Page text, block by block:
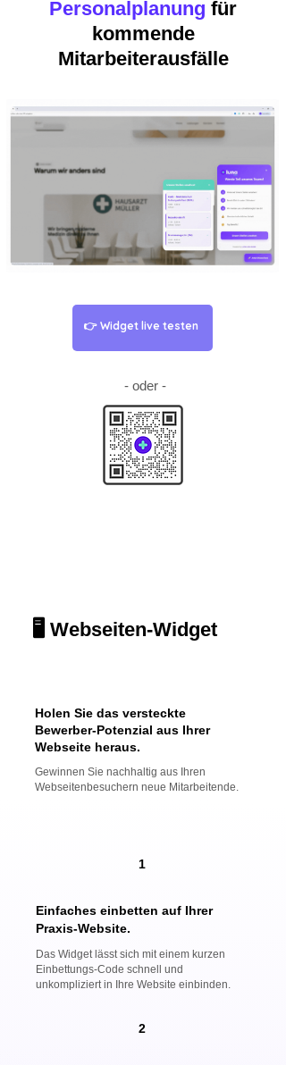
Personalplanung für
kommende
Mitarbeiterausfälle
👉 Widget live testen
- oder -
🖥️ Webseiten-Widget
Holen Sie das versteckte
Bewerber-Potenzial aus Ihrer
Webseite heraus.​
Gewinnen Sie nachhaltig aus Ihren
Webseitenbesuchern neue Mitarbeitende.
1
Einfaches einbetten auf Ihrer
Praxis-Website.
Das Widget lässt sich mit einem kurzen
Einbettungs-Code schnell und
unkompliziert in Ihre Website einbinden.
2